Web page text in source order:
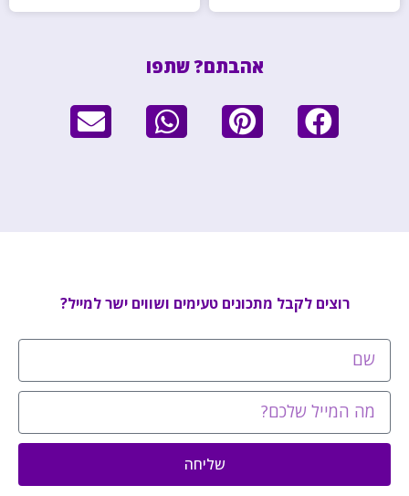
אהבתם? שתפו
רוצים לקבל מתכונים טעימים ושווים ישר למייל?
שליחה